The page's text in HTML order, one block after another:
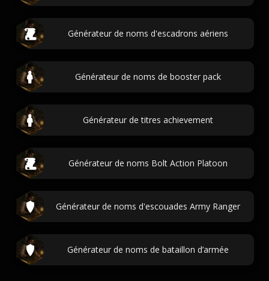
Générateur de noms d'escadrons aériens
Générateur de noms de booster pack
Générateur de titres achievement
Générateur de noms Bolt Action Platoon
Générateur de noms d'escouades Army Ranger
Générateur de noms de bataillon d’armée